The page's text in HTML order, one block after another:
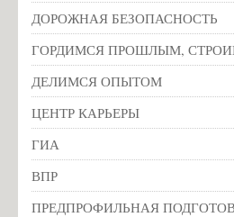
ДОРОЖНАЯ БЕЗОПАСНОСТЬ
ГОРДИМСЯ ПРОШЛЫМ,
ДЕЛИМСЯ ОПЫТОМ
ЦЕНТР КАРЬЕРЫ
ГИА
ВПР
ПРЕДПРОФИЛЬНАЯ